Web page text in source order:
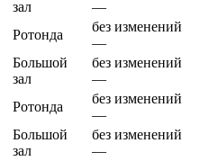
зал
—
Ротонда
без изменений
—
Большой
зал
без изменений
—
Ротонда
без изменений
—
Большой
зал
без изменений
—